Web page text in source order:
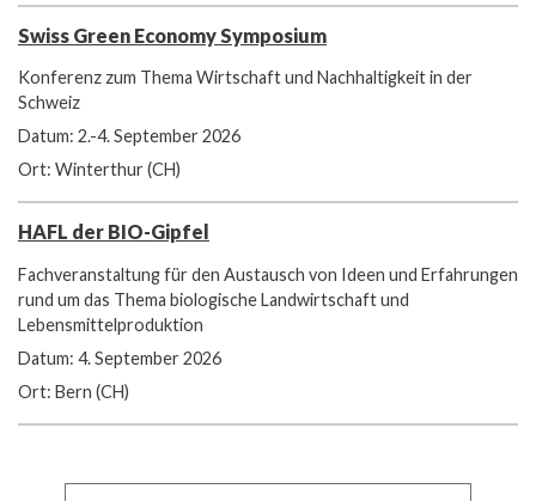
Swiss Green Economy Symposium
Konferenz zum Thema Wirtschaft und Nachhaltigkeit in der
Schweiz
Datum: 2.-4. September 2026
Ort: Winterthur (CH)
HAFL der BIO-Gipfel
Fachveranstaltung für den Austausch von Ideen und Erfahrungen
rund um das Thema biologische Landwirtschaft und
Lebensmittelproduktion
Datum: 4. September 2026
Ort: Bern (CH)